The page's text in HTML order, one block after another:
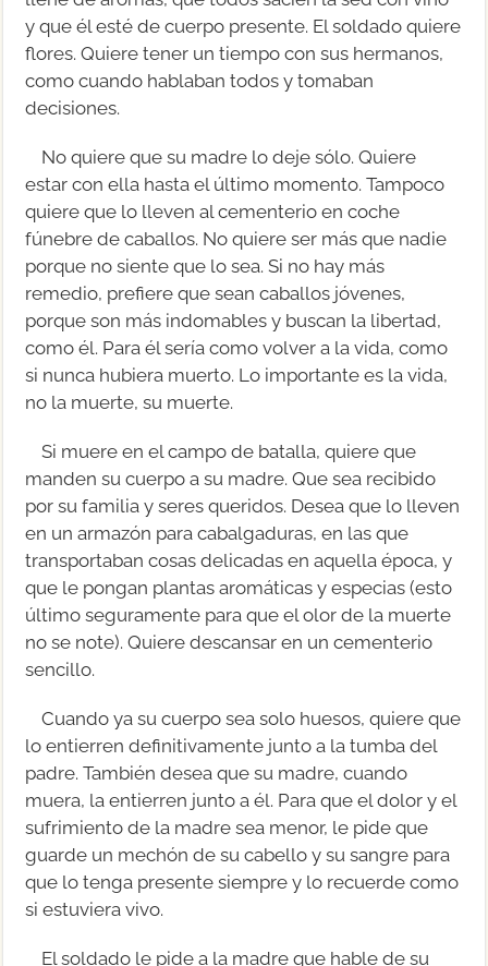
y que él esté de cuerpo presente. El soldado quiere
flores. Quiere tener un tiempo con sus hermanos,
como cuando hablaban todos y tomaban
decisiones.
No quiere que su madre lo deje sólo. Quiere
estar con ella hasta el último momento. Tampoco
quiere que lo lleven al cementerio en coche
fúnebre de caballos. No quiere ser más que nadie
porque no siente que lo sea. Si no hay más
remedio, prefiere que sean caballos jóvenes,
porque son más indomables y buscan la libertad,
como él. Para él sería como volver a la vida, como
si nunca hubiera muerto. Lo importante es la vida,
no la muerte, su muerte.
Si muere en el campo de batalla, quiere que
manden su cuerpo a su madre. Que sea recibido
por su familia y seres queridos. Desea que lo lleven
en un armazón para cabalgaduras, en las que
transportaban cosas delicadas en aquella época, y
que le pongan plantas aromáticas y especias (esto
último seguramente para que el olor de la muerte
no se note). Quiere descansar en un cementerio
sencillo.
Cuando ya su cuerpo sea solo huesos, quiere que
lo entierren definitivamente junto a la tumba del
padre. También desea que su madre, cuando
muera, la entierren junto a él. Para que el dolor y el
sufrimiento de la madre sea menor, le pide que
guarde un mechón de su cabello y su sangre para
que lo tenga presente siempre y lo recuerde como
si estuviera vivo.
El soldado le pide a la madre que hable de su